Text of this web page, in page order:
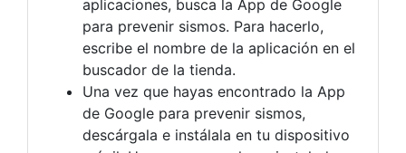
aplicaciones, busca la App de Google
para prevenir sismos. Para hacerlo,
escribe el nombre de la aplicación en el
buscador de la tienda.
Una vez que hayas encontrado la App
de Google para prevenir sismos,
descárgala e instálala en tu dispositivo